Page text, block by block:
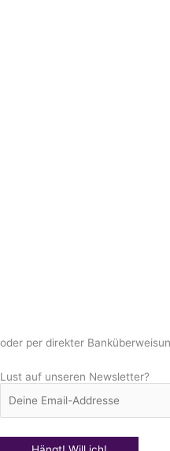
oder per direkter
Lust auf unseren Newsletter?